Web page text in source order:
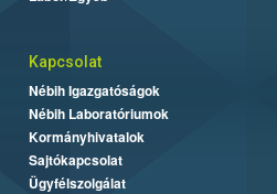
Kapcsolat
Nébih Igazgatóságok
Nébih Laboratóriumok
Kormányhivatalok
Sajtókapcsolat
Ügyfélszolgálat